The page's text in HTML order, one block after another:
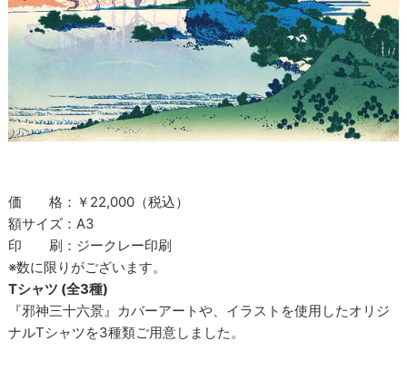
価 格：￥22,000（税込）
額サイズ：A3
印 刷：ジークレー印刷
※数に限りがございます。
Tシャツ (全3種)
『邪神三十六景』カバーアートや、イラストを使用したオリジ
ナルTシャツを3種類ご用意しました。